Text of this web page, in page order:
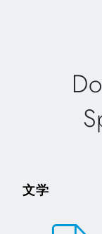
文学